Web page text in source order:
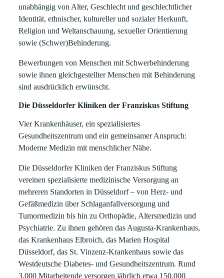
unabhängig von Alter, Geschlecht und geschlechtlicher
Identität, ethnischer, kultureller und sozialer Herkunft,
Religion und Weltanschauung, sexueller Orientierung
sowie (Schwer)Behinderung.
Bewerbungen von Menschen mit Schwerbehinderung
sowie ihnen gleichgestellter Menschen mit Behinderung
sind ausdrücklich erwünscht.
Die Düsseldorfer Kliniken der Franziskus Stiftung
Vier Krankenhäuser, ein spezialisiertes
Gesundheitszentrum und ein gemeinsamer Anspruch:
Moderne Medizin mit menschlicher Nähe.
Die Düsseldorfer Kliniken der Franziskus Stiftung
vereinen spezialisierte medizinische Versorgung an
mehreren Standorten in Düsseldorf – von Herz- und
Gefäßmedizin über Schlaganfallversorgung und
Tumormedizin bis hin zu Orthopädie, Altersmedizin und
Psychiatrie. Zu ihnen gehören das Augusta-Krankenhaus,
das Krankenhaus Elbroich, das Marien Hospital
Düsseldorf, das St. Vinzenz-Krankenhaus sowie das
Westdeutsche Diabetes- und Gesundheitszentrum. Rund
3.000 Mitarbeitende versorgen jährlich etwa 150.000